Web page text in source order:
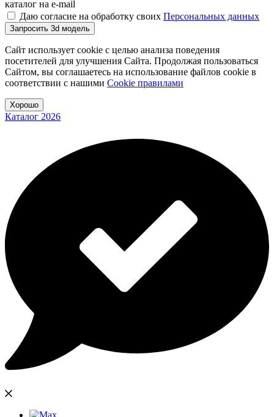
каталог на e-mail
Даю согласие на обработку своих Персональных данных
Запросить 3d модель
Сайт использует cookie с целью анализа поведения
посетителей для улучшения Сайта. Продолжая пользоваться
Сайтом, вы соглашаетесь на использование файлов cookie в
соответствии с нашими Cookiе правилами
Хорошо
Каталог 2026